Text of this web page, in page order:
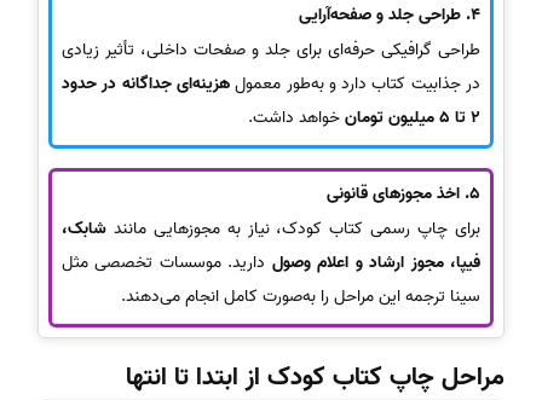
4. طراحی جلد و صفحه‌آرایی
طراحی گرافیکی حرفه‌ای برای جلد و صفحات داخلی، تأثیر زیادی
در جذابیت کتاب دارد و به‌طور معمولهزینه‌ای جداگانه در حدود
2 تا 5 میلیون تومان
خواهد داشت.
5. اخذ مجوزهای قانونی
برای چاپ رسمی کتاب کودک، نیاز به مجوزهایی مانند شابک،
فیپا، مجوز ارشاد و اعلام وصول دارید. موسسات تخصصی مثل
سینا ترجمه این مراحل را به‌صورت کامل انجام می‌دهند.
مراحل چاپ کتاب کودک از ابتدا تا انتها